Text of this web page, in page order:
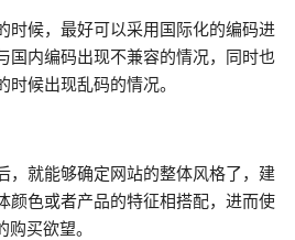
时候，最好可以采用国际化的编码进
国内编码出现不兼容的情况，同时也
候出现乱码的情况。
，就能够确定网站的整体风格了，建
颜色或者产品的特征相搭配，进而使
买欲望。